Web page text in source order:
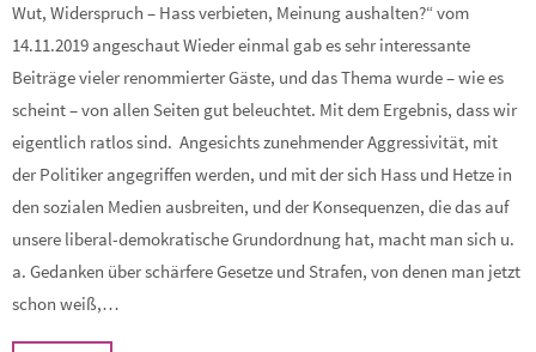
Wut, Widerspruch – Hass verbieten, Meinung aushalten?“ vom
14.11.2019 angeschaut Wieder einmal gab es sehr interessante
Beiträge vieler renommierter Gäste, und das Thema wurde – wie es
scheint – von allen Seiten gut beleuchtet. Mit dem Ergebnis, dass wir
eigentlich ratlos sind. Angesichts zunehmender Aggressivität, mit
der Politiker angegriffen werden, und mit der sich Hass und Hetze in
den sozialen Medien ausbreiten, und der Konsequenzen, die das auf
unsere liberal-demokratische Grundordnung hat, macht man sich u.
a. Gedanken über schärfere Gesetze und Strafen, von denen man jetzt
schon weiß,…